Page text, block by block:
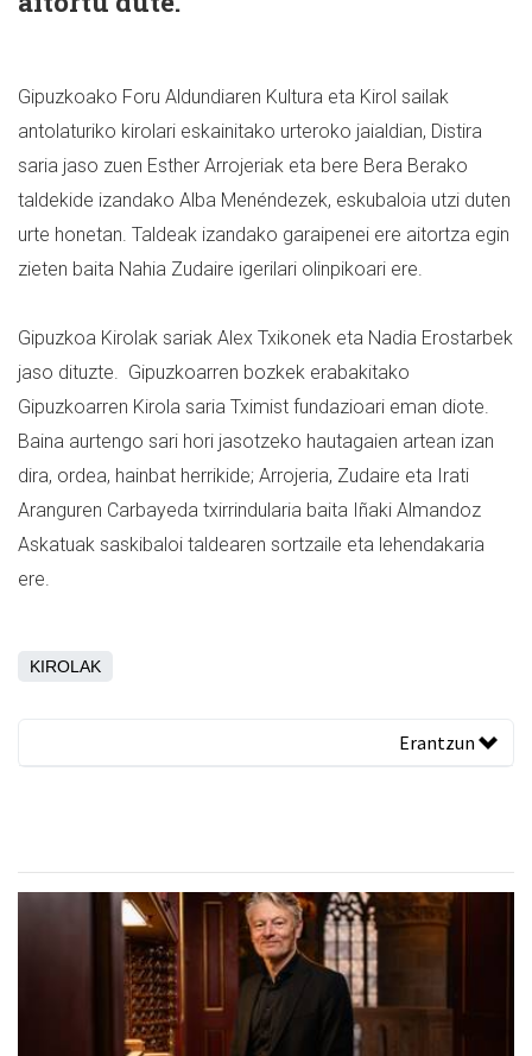
Gipuzkoako Foru Aldundiaren Kultura eta Kirol sailak
antolaturiko kirolari eskainitako urteroko jaialdian, Distira
saria jaso zuen Esther Arrojeriak eta bere Bera Berako
taldekide izandako Alba Menéndezek, eskubaloia utzi duten
urte honetan. Taldeak izandako garaipenei ere aitortza egin
zieten baita Nahia Zudaire igerilari olinpikoari ere.
Gipuzkoa Kirolak sariak Alex Txikonek eta Nadia Erostarbek
jaso dituzte. Gipuzkoarren bozkek erabakitako
Gipuzkoarren Kirola saria Tximist fundazioari eman diote.
Baina aurtengo sari hori jasotzeko hautagaien artean izan
dira, ordea, hainbat herrikide; Arrojeria, Zudaire eta Irati
Aranguren Carbayeda txirrindularia baita Iñaki Almandoz
Askatuak saskibaloi taldearen sortzaile eta lehendakaria
ere.
KIROLAK
Erantzun